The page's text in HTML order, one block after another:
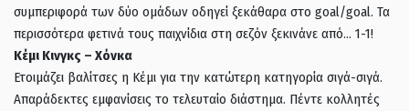
συμπεριφορά των δύο ομάδων οδηγεί ξεκάθαρα στο goal/goal. Τα
περισσότερα φετινά τους παιχνίδια στη σεζόν ξεκινάνε από… 1-1!
Κέμι Κινγκς – Χόνκα
Ετοιμάζει βαλίτσες η Κέμι για την κατώτερη κατηγορία σιγά-σιγά.
Απαράδεκτες εμφανίσεις το τελευταίο διάστημα. Πέντε κολλητές